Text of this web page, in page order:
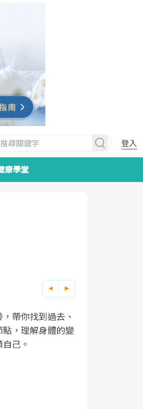
登入
康學堂
帶你找到過去、
，理解身體的變
己。